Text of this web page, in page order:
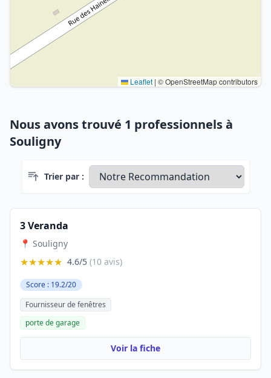
Leaflet | © OpenStreetMap contributors
Nous avons trouvé 1 professionnels à
Souligny
Trier par :
3 Veranda
📍 Souligny
★★★★★ 4.6/5 (10 avis)
Score : 19.2/20
Fournisseur de fenêtres
porte de garage
Voir la fiche